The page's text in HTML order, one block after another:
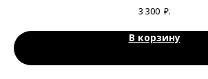
3 300 ₽.
В корзину